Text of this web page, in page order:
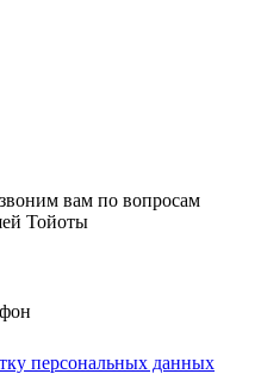
вам по вопросам
Тойоты
персональных данных